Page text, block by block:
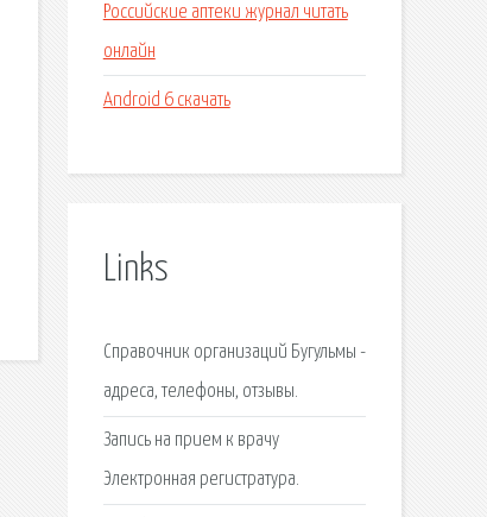
Российские аптеки журнал читать
онлайн
Android 6 скачать
Links
Справочник организаций Бугульмы -
адреса, телефоны, отзывы.
Запись на прием к врачу
Электронная регистратура.